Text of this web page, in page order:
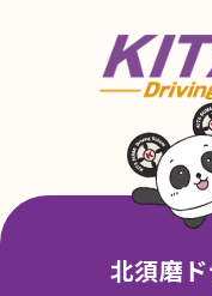
線」「兵
園都市・西
※各停留所
クールバ
さい。
Q. 仕事終わ
最終教習
で、ほと
方がいます。
四輪の免
ありますか
学科関連は
護も免除
ります。
Q. 車（二輪等
す。
北須磨